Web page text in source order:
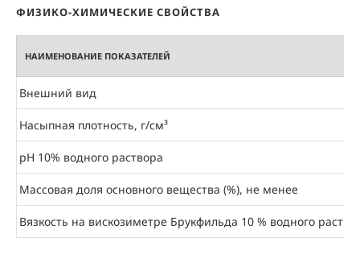
ФИЗИКО-ХИМИЧЕСКИЕ СВОЙСТВА
НАИМЕНОВАНИЕ ПОКАЗАТЕЛЕЙ
Внешний вид
Насыпная плотность, г/см³
pH 10% водного раствора
Массовая доля основного вещества (%), не менее
Вязкость на вискозиметре Брукфильда 10 % водного